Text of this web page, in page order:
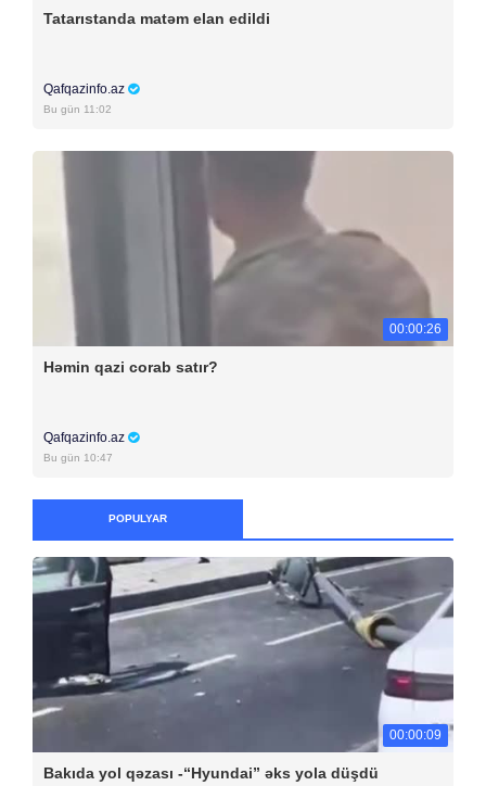
Tatarıstanda matəm elan edildi
Qafqazinfo.az
Bu gün 11:02
00:00:26
Həmin qazi corab satır?
Qafqazinfo.az
Bu gün 10:47
POPULYAR
00:00:09
Bakıda yol qəzası -“Hyundai” əks yola düşdü